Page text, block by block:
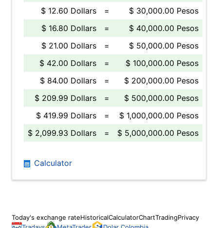
$ 12.60 Dollars
=
$ 30,000.00 Pesos
$ 16.80 Dollars
=
$ 40,000.00 Pesos
$ 21.00 Dollars
=
$ 50,000.00 Pesos
$ 42.00 Dollars
=
$ 100,000.00 Pesos
$ 84.00 Dollars
=
$ 200,000.00 Pesos
$ 209.99 Dollars
=
$ 500,000.00 Pesos
$ 419.99 Dollars
=
$ 1,000,000.00 Pesos
$ 2,099.93 Dollars
= $ 5,000,000.00 Pesos
Calculator
Today's exchange rateHistoricalCalculatorChartTradingPrivacy